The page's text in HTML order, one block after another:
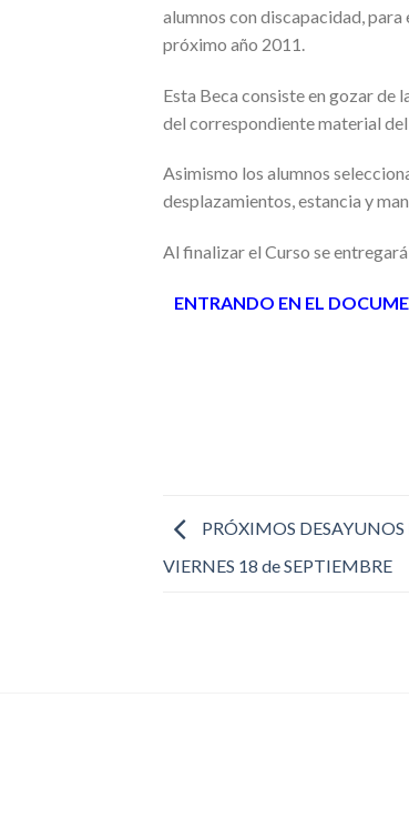
alumnos con discapacidad,
próximo año 2011.
Esta Beca consiste en gozar
del correspondiente material
Asimismo los alumnos
desplazamientos, estancia y
Al finalizar el Curso se
ENTRANDO EN EL
PRÓXIMOS
VIERNES 18 de SEPTIEMBRE